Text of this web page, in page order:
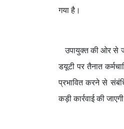
गया है।
उपायुक्त की ओर से
डयूटी पर तैनात
प्रभावित करने से
कड़ी कार्रवाई की